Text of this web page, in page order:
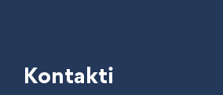
Kontakti